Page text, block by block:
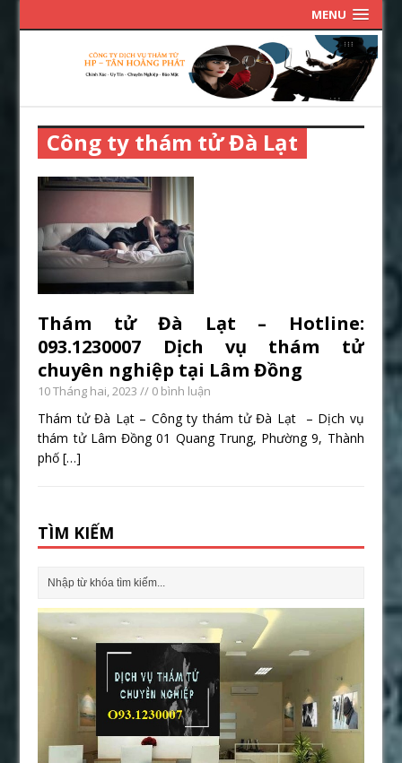
MENU
Công ty thám tử Đà Lạt
Thám tử Đà Lạt – Hotline:
093.1230007 Dịch vụ thám tử
chuyên nghiệp tại Lâm Đồng
10 Tháng hai, 2023 // 0 bình luận
Thám tử Đà Lạt – Công ty thám tử Đà Lạt – Dịch vụ
thám tử Lâm Đồng 01 Quang Trung, Phường 9, Thành
phố[…]
TÌM KIẾM